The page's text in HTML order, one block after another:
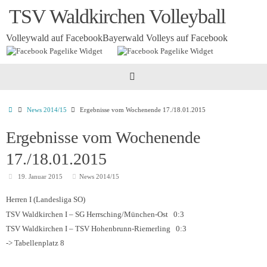
InhaltTSV Waldkirchen Volleyball
Volleywald auf FacebookBayerwald Volleys auf Facebook
Startseite
News 2014/15 Ergebnisse vom Wochenende 17./18.01.2015
Ergebnisse vom Wochenende
17./18.01.2015
19. Januar 2015 News 2014/15
Herren I (Landesliga SO)
TSV Waldkirchen I – SG Herrsching/München-Ost 0:3
TSV Waldkirchen I – TSV Hohenbrunn-Riemerling 0:3
-> Tabellenplatz 8